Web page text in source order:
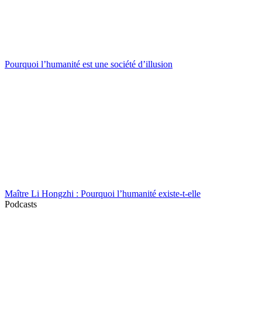
Pourquoi l’humanité est une société d’illusion
Maître Li Hongzhi : Pourquoi l’humanité existe-t-elle
Podcasts